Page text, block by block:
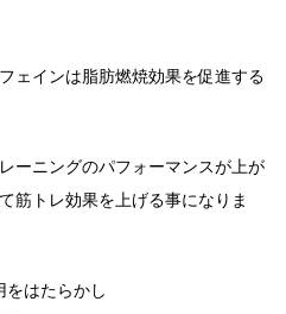
ェインは脂肪燃焼効果を促進する
ーニングのパフォーマンスが上が
筋トレ効果を上げる事になりま
をはたらかし